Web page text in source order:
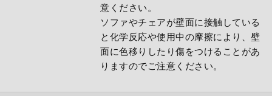
意ください。
ソファやチェアが壁面に接触している
と化学反応や使用中の摩擦により、壁
面に色移りしたり傷をつけることがあ
りますのでご注意ください。